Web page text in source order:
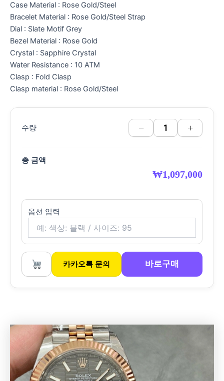
Case Material : Rose Gold/Steel
Bracelet Material : Rose Gold/Steel Strap
Dial : Slate Motif Grey
Bezel Material : Rose Gold
Crystal : Sapphire Crystal
Water Resistance : 10 ATM
Clasp : Fold Clasp
Clasp material : Rose Gold/Steel
수량 − +
총 금액
₩1,097,000
옵션 입력
카카오톡 문의 바로구매